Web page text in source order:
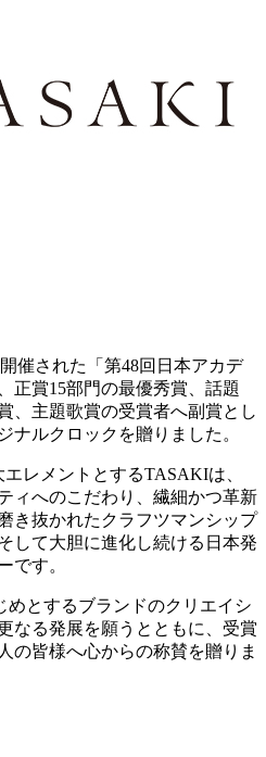
催された「第48回日本アカデ
正賞15部門の最優秀賞、話題
、主題歌賞の受賞者へ副賞とし
ナルクロックを贈りました。
レメントとするTASAKIは、
ィへのこだわり、繊細かつ革新
き抜かれたクラフツマンシップ
して大胆に進化し続ける日本発
です。
とするブランドのクリエイシ
なる発展を願うとともに、受賞
の皆様へ心からの称賛を贈りま